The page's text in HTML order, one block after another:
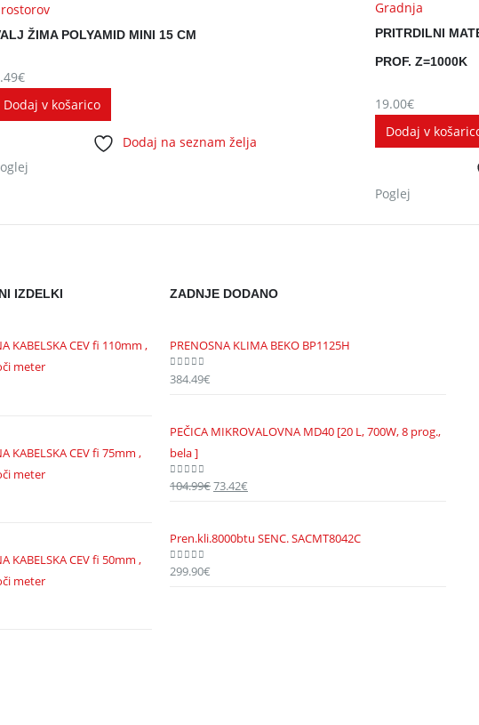
ŽIMA POLYAMID MINI 15 CM
€
Dodaj v košarico
Dodaj na seznam želja
Gradnja
PRITRDILNI
PROF. Z=1000K
19.00€
Dodaj v
Poglej
IZDELKI
KABELSKA CEV fi 110mm ,
meter
KABELSKA CEV fi 75mm ,
meter
KABELSKA CEV fi 50mm ,
meter
ZADNJE DODANO
PRENOSNA KLIMA BEKO BP1125H
0out of 5
384.49€
PEČICA MIKROVALOVNA MD40 [20 L, 700W, 8 prog.,
bela ]
0out of 5
104.99€Izvirna
73.42€
Pren.kli.8000btu SENC. SACMT8042C
0out of 5
299.90€